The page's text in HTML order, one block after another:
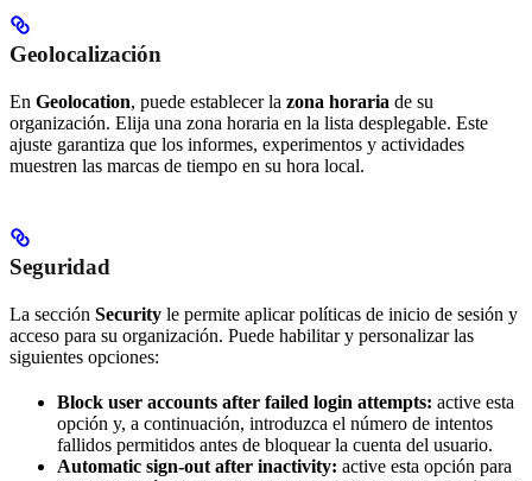
Geolocalización
En Geolocation, puede establecer la zona horaria de su
organización. Elija una zona horaria en la lista desplegable. Este
ajuste garantiza que los informes, experimentos y actividades
muestren las marcas de tiempo en su hora local.
Seguridad
La sección Security le permite aplicar políticas de inicio de sesión y
acceso para su organización. Puede habilitar y personalizar las
siguientes opciones:
Block user accounts after failed login attempts: active esta
opción y, a continuación, introduzca el número de intentos
fallidos permitidos antes de bloquear la cuenta del usuario.
Automatic sign-out after inactivity: active esta opción para